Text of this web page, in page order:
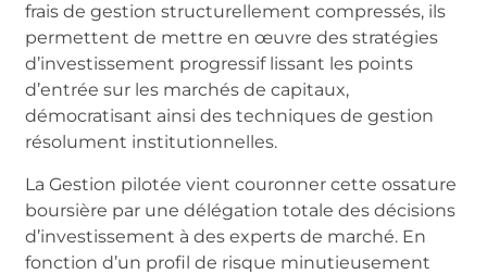
frais de gestion structurellement compressés, ils
permettent de mettre en œuvre des stratégies
d’investissement progressif lissant les points
d’entrée sur les marchés de capitaux,
démocratisant ainsi des techniques de gestion
résolument institutionnelles.
La Gestion pilotée vient couronner cette ossature
boursière par une délégation totale des décisions
d’investissement à des experts de marché. En
fonction d’un profil de risque minutieusement